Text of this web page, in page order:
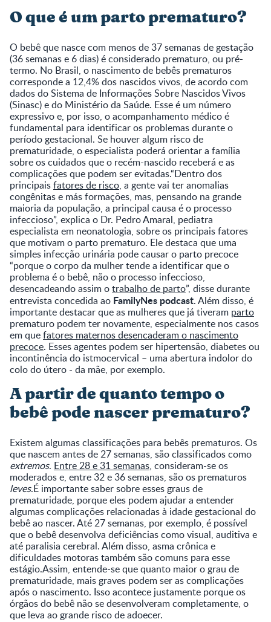
O que é um parto prematuro?
O bebê que nasce com menos de 37 semanas de gestação
(36 semanas e 6 dias) é considerado prematuro, ou pré-
termo. No Brasil, o nascimento de bebês prematuros
corresponde a 12,4% dos nascidos vivos, de acordo com
dados do Sistema de Informações Sobre Nascidos Vivos
(Sinasc) e do Ministério da Saúde. Esse é um número
expressivo e, por isso, o acompanhamento médico é
fundamental para identificar os problemas durante o
período gestacional. Se houver algum risco de
prematuridade, o especialista poderá orientar a família
sobre os cuidados que o recém-nascido receberá e as
complicações que podem ser evitadas.“Dentro dos
principaisfatores de risco, a gente vai ter anomalias
congênitas e más formações, mas, pensando na grande
maioria da população, a principal causa é o processo
infeccioso”, explica o Dr. Pedro Amaral, pediatra
especialista em neonatologia, sobre os principais fatores
que motivam o parto prematuro. Ele destaca que uma
simples infecção urinária pode causar o parto precoce
“porque o corpo da mulher tende a identificar que o
problema é o bebê, não o processo infeccioso,
desencadeando assim otrabalho de parto”, disse durante
entrevista concedida ao FamilyNes podcast. Além disso, é
importante destacar que as mulheres que já tiveram parto
prematuro podem ter novamente, especialmente nos casos
em quefatores maternos desencaderam o nascimento
precoce. Esses agentes podem ser hipertensão, diabetes ou
incontinência do istmocervical – uma abertura indolor do
colo do útero - da mãe, por exemplo.
A partir de quanto tempo o
bebê pode nascer prematuro?
Existem algumas classificações para bebês prematuros. Os
que nascem antes de 27 semanas, são classificados como
extremos. Entre 28 e 31 semanas, consideram-se os
moderados e, entre 32 e 36 semanas, são os prematuros
leves.É importante saber sobre esses graus de
prematuridade, porque eles podem ajudar a entender
algumas complicações relacionadas à idade gestacional do
bebê ao nascer. Até 27 semanas, por exemplo, é possível
que o bebê desenvolva deficiências como visual, auditiva e
até paralisia cerebral. Além disso, asma crônica e
dificuldades motoras também são comuns para esse
estágio.Assim, entende-se que quanto maior o grau de
prematuridade, mais graves podem ser as complicações
após o nascimento. Isso acontece justamente porque os
órgãos do bebê não se desenvolveram completamente, o
que leva ao grande risco de adoecer.